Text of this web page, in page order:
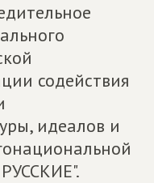
содействия
идеалов и